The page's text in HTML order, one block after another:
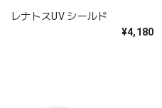
レナトスUV シールド
¥4,180